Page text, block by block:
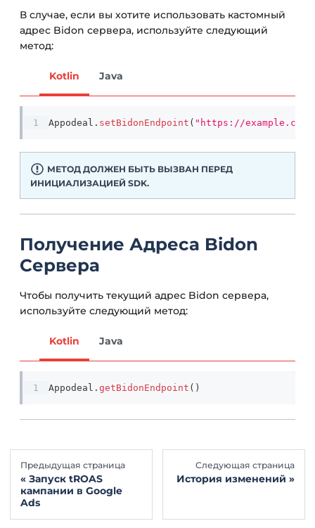
В случае, если вы хотите использовать кастомный
адрес Bidon сервера, используйте следующий
метод:
Kotlin Java
Appodeal . setBidonEndpoint ( "https://
МЕТОД ДОЛЖЕН БЫТЬ ВЫЗВАН ПЕРЕД
ИНИЦИАЛИЗАЦИЕЙ SDK.
Получение Адреса Bidon
Сервера
Чтобы получить текущий адрес Bidon сервера,
используйте следующий метод:
Kotlin Java
Appodeal . getBidonEndpoint ( )
Предыдущая страница
Запуск tROAS
кампании в Google
Ads
Следующая страница
История изменений